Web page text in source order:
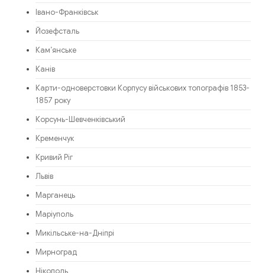
Івано-Франківськ
Йозефсталь
Кам’янське
Канів
Карти-одноверстовки Корпусу військових топографів 1853-
1857 року
Корсунь-Шевченківський
Кременчук
Кривий Ріг
Львів
Марганець
Маріуполь
Микільське-на-Дніпрі
Мирноград
Нікополь